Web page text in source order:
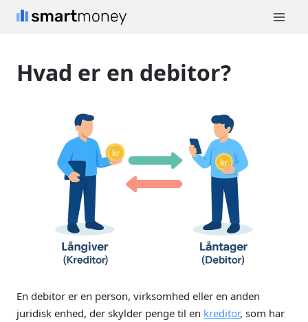
Fortsæt
Hvad er en debitor?
En debitor er en person, virksomhed eller en anden
juridisk enhed, der skylder penge til en kreditor, som har